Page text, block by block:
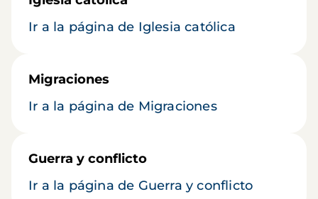
Ir a la página de Iglesia católica
Migraciones
Ir a la página de Migraciones
Guerra y conflicto
Ir a la página de Guerra y conflicto